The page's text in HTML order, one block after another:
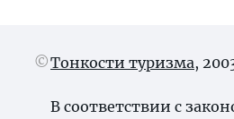
Тонкости туризма,
В соответствии с